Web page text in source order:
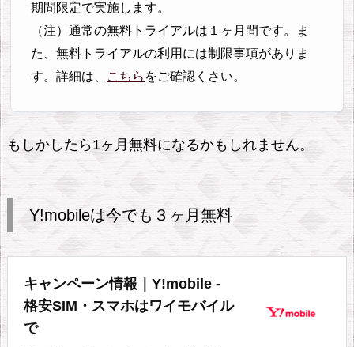
期間限定で実施します。
（注）通常の無料トライアルは１ヶ月間です。ま
た、無料トライアルの利用には制限事項がありま
す。詳細は、
こちら をご確認くさい。
もしかしたら1ヶ月無料になるかもしれません。
Y!mobileは今でも３ヶ月無料
キャンペーン情報｜Y!mobile -
格安SIM・スマホはワイモバイル
で